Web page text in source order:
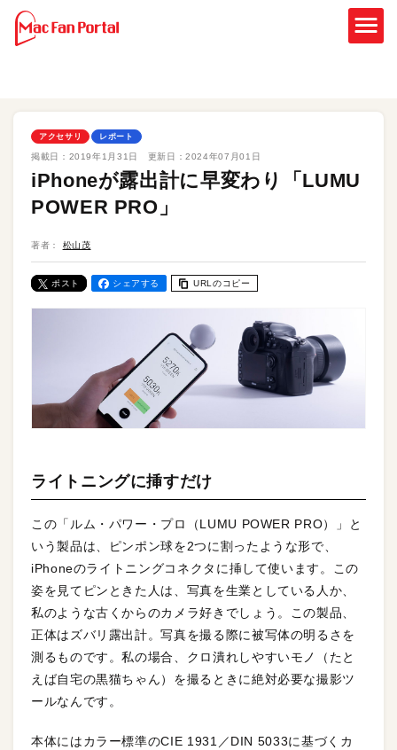
アクセサリ レポート
掲載日： 2019年1月31日 更新日：2024年07月01日
iPhoneが露出計に早変わり「LUMU
POWER PRO」
著者： 松山茂
ポスト シェアする URLのコピー
ライトニングに挿すだけ
この「ルム・パワー・プロ（LUMU POWER PRO）」と
いう製品は、ピンポン球を2つに割ったような形で、
iPhoneのライトニングコネクタに挿して使います。この
姿を見てピンときた人は、写真を生業としている人か、
私のような古くからのカメラ好きでしょう。この製品、
正体はズバリ露出計。写真を撮る際に被写体の明るさを
測るものです。私の場合、クロ潰れしやすいモノ（たと
えば自宅の黒猫ちゃん）を撮るときに絶対必要な撮影ツ
ールなんです。
本体にはカラー標準のCIE 1931／DIN 5033に基づくカ